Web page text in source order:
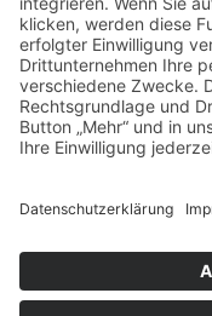
Fotogalerien
Links
Anfahrt
Tippspiel
Datenschutzerklärung